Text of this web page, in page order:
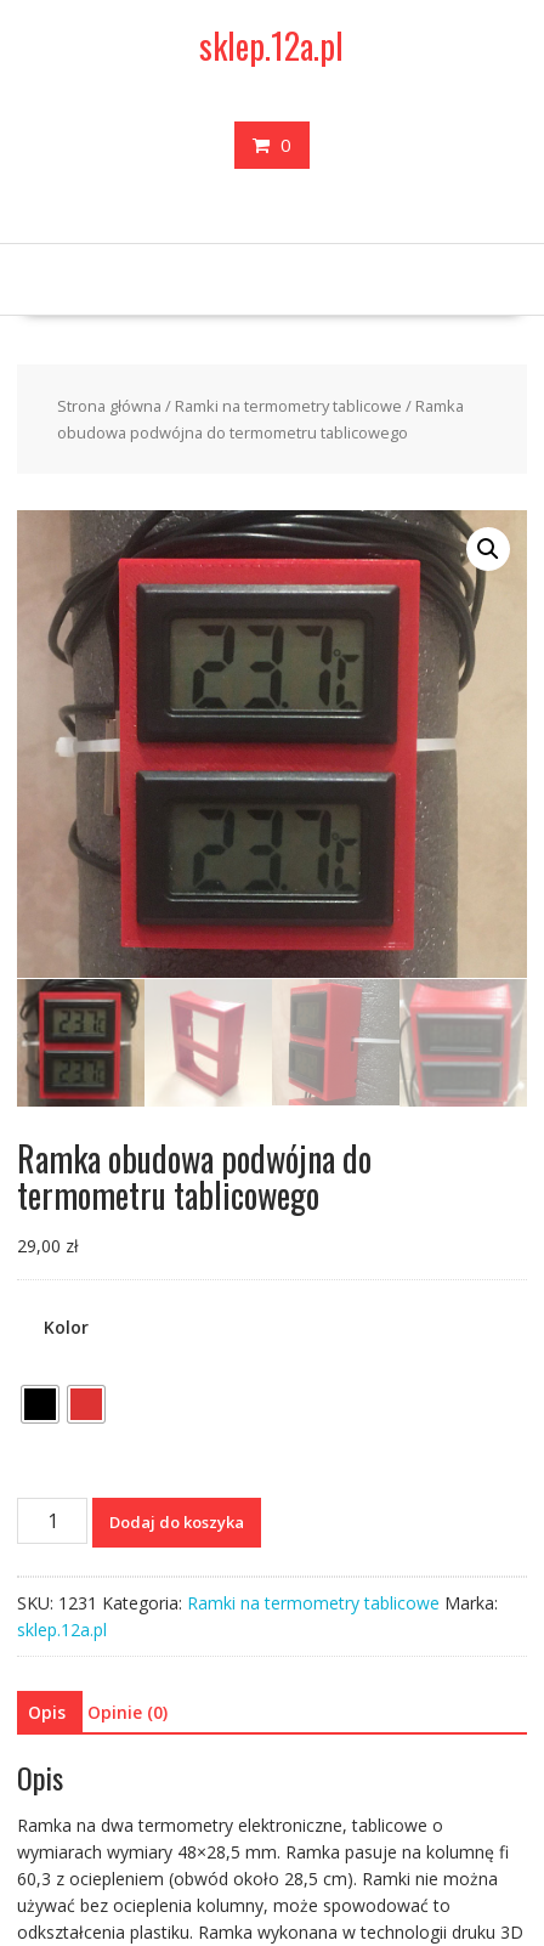
sklep.12a.pl
0
Strona główna / Ramki na termometry tablicowe / Ramka
obudowa podwójna do termometru tablicowego
Ramka obudowa podwójna do
termometru tablicowego
29,00 zł
Kolor
Ramka
do
termometru
Dodaj do koszyka
SKU: 1231 Kategoria: Ramki na termometry tablicowe Marka:
sklep.12a.pl
Opis Opinie (0)
Opis
Ramka na dwa termometry elektroniczne, tablicowe o
wymiarach wymiary 48×28,5 mm. Ramka pasuje na kolumnę fi
60,3 z ociepleniem (obwód około 28,5 cm). Ramki nie można
używać bez ocieplenia kolumny, może spowodować to
odkształcenia plastiku. Ramka wykonana w technologii druku 3D